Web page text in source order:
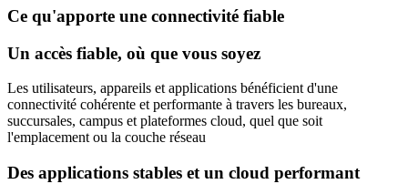
Ce qu'apporte une connectivité fiable
Un accès fiable, où que vous soyez
Les utilisateurs, appareils et applications bénéficient d'une
connectivité cohérente et performante à travers les bureaux,
succursales, campus et plateformes cloud, quel que soit
l'emplacement ou la couche réseau
Des applications stables et un cloud performant